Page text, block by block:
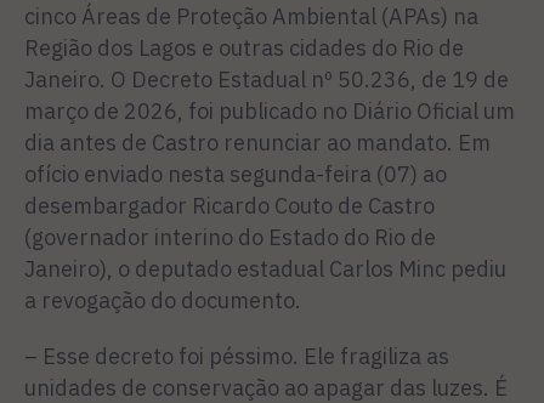
cinco Áreas de Proteção Ambiental (APAs) na
Região dos Lagos e outras cidades do Rio de
Janeiro. O Decreto Estadual nº 50.236, de 19 de
março de 2026, foi publicado no Diário Oficial um
dia antes de Castro renunciar ao mandato. Em
ofício enviado nesta segunda-feira (07) ao
desembargador Ricardo Couto de Castro
(governador interino do Estado do Rio de
Janeiro), o deputado estadual Carlos Minc pediu
a revogação do documento.
– Esse decreto foi péssimo. Ele fragiliza as
unidades de conservação ao apagar das luzes. É